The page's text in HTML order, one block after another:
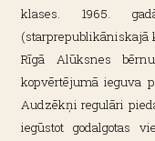
klases. 1965.
(starprepublikāniskajā
Rīgā Alūksnes
kopvērtējumā ieguva
Audzēkņi regulāri
iegūstot godalgotas